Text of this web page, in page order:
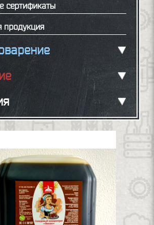
сертификаты
продукция